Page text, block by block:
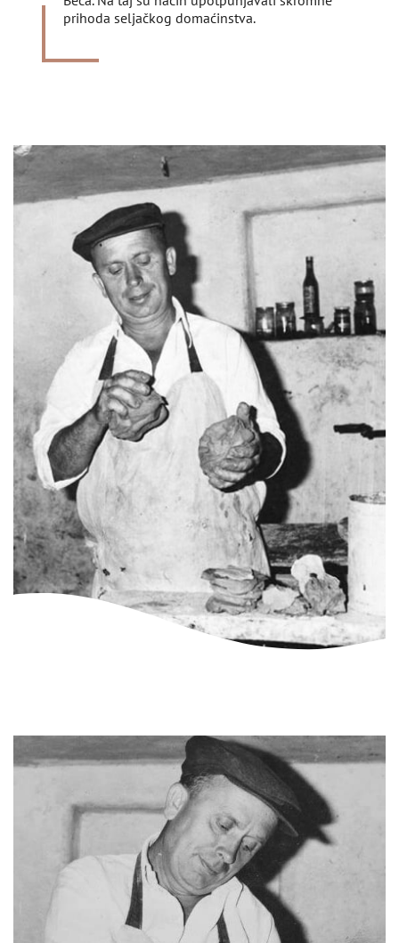
prihoda seljačkog domaćinstva.